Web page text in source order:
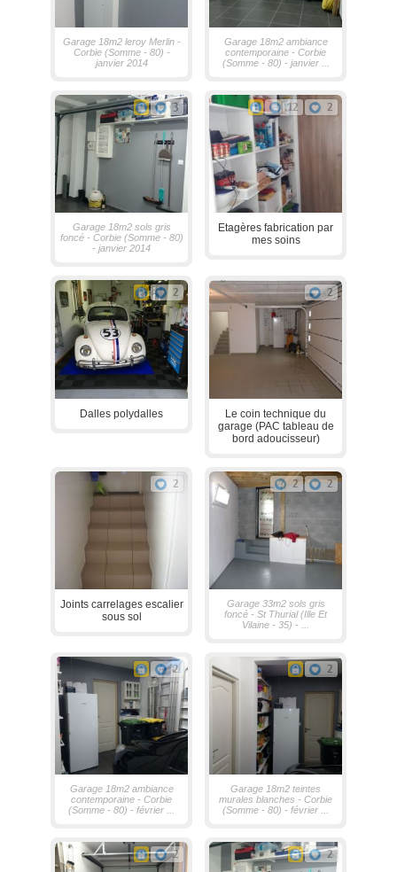
Garage 18m2 leroy Merlin -
Corbie (Somme - 80) -
janvier 2014
Garage 18m2 ambiance
contemporaine - Corbie
(Somme - 80) - janvier ...
3
Garage 18m2 sols gris
foncé - Corbie (Somme - 80)
- janvier 2014
12 2
Etagères fabrication par
mes soins
2
Dalles polydalles
2
Le coin technique du
garage (PAC tableau de
bord adoucisseur)
2
Joints carrelages escalier
sous sol
2 2
Garage 33m2 sols gris
foncé - St Thurial (Ille Et
Vilaine - 35) - ...
2
Garage 18m2 ambiance
contemporaine - Corbie
(Somme - 80) - février ...
2
Garage 18m2 teintes
murales blanches - Corbie
(Somme - 80) - février ...
2 2